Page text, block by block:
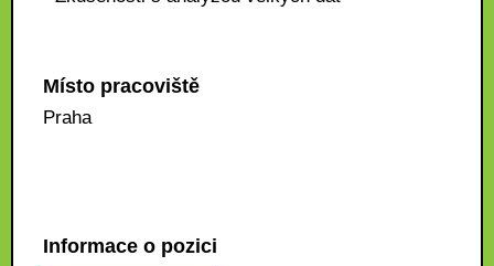
Místo pracoviště
Praha
Informace o pozici